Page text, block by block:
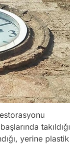
takıldığı
yerine plastik